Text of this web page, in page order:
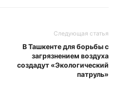
Следующая статья
В Ташкенте для борьбы с
загрязнением воздуха
создадут «Экологический
патруль»